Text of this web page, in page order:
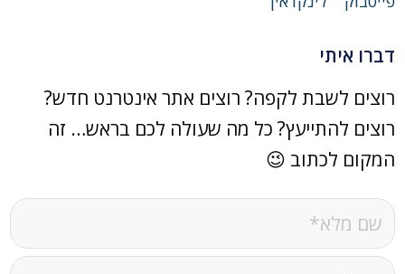
דברו איתי
רוצים לשבת לקפה? רוצים אתר אינטרנט חדש?
רוצים להתייעץ? כל מה שעולה לכם בראש… זה
המקום לכתוב 😉